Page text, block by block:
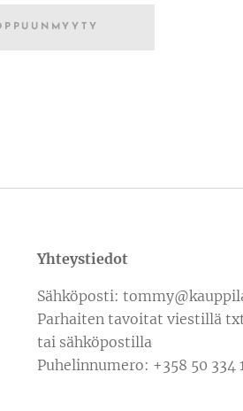
Yhteystiedot
Sähköposti:
Parhaiten tavoitat viestillä
tai sähköpostilla
Puhelinnumero: +358 50 334